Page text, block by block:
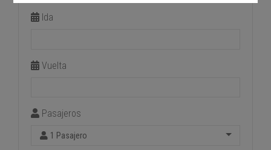
Ida
Vuelta
Pasajeros
1 Pasajero